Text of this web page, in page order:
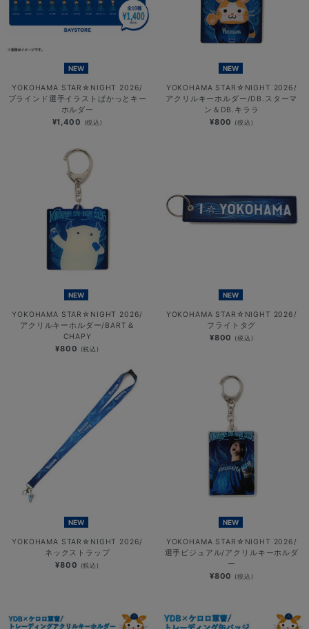
NEW
YOKOHAMA STAR☆NIGHT 2026/
ブラインド選手イラストぱかっとキー
ホルダー
¥1,400 (税込)
NEW
YOKOHAMA STAR☆NIGHT 2026/
アクリルキーホルダー/DB.スターマ
ン＆DB.キララ
¥800 (税込)
NEW
YOKOHAMA STAR☆NIGHT 2026/
アクリルキーホルダー/BART＆
CHAPY
¥800 (税込)
NEW
YOKOHAMA STAR☆NIGHT 2026/
フライトタグ
¥800 (税込)
NEW
YOKOHAMA STAR☆NIGHT 2026/
ネックストラップ
¥800 (税込)
NEW
YOKOHAMA STAR☆NIGHT 2026/
選手ビジュアル/アクリルキーホルダ
ー
¥800 (税込)